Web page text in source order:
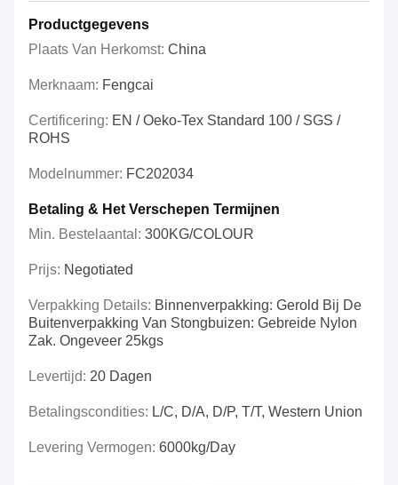
Productgegevens
Plaats Van Herkomst: China
Merknaam: Fengcai
Certificering: EN / Oeko-Tex Standard 100 / SGS /
ROHS
Modelnummer: FC202034
Betaling & Het Verschepen Termijnen
Min. Bestelaantal: 300KG/COLOUR
Prijs: Negotiated
Verpakking Details: Binnenverpakking: Gerold Bij De
Buitenverpakking Van Stongbuizen: Gebreide Nylon
Zak. Ongeveer 25kgs
Levertijd: 20 Dagen
Betalingscondities: L/C, D/A, D/P, T/T, Western Union
Levering Vermogen: 6000kg/day